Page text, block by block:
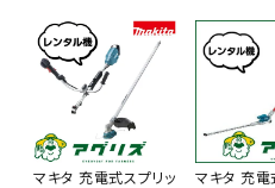
マキタ 充電式スプリッ
マキタ 充電